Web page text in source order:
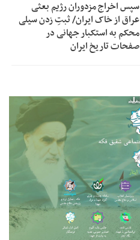
سپس اخراج مزدوران رژیم بعثی
عراق از خاک ایران/ ثبتِ زدن سیلی
محکم به استکبار جهانی در
صفحات تاریخ ایران